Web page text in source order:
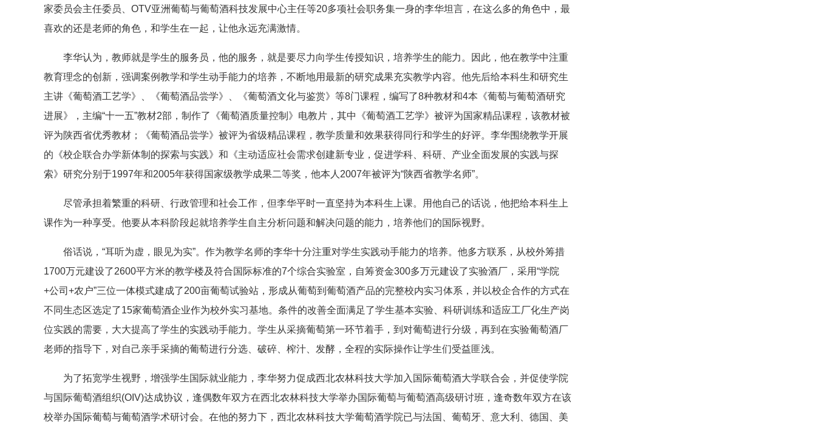
家委员会主任委员、OTV亚洲葡萄与葡萄酒科技发展中心主任等20多项社会职务集一身的李华坦言，在这么多的角色中，最
喜欢的还是老师的角色，和学生在一起，让他永远充满激情。
李华认为，教师就是学生的服务员，他的服务，就是要尽力向学生传授知识，培养学生的能力。因此，他在教学中注重
教育理念的创新，强调案例教学和学生动手能力的培养，不断地用最新的研究成果充实教学内容。他先后给本科生和研究生
主讲《葡萄酒工艺学》、《葡萄酒品尝学》、《葡萄酒文化与鉴赏》等8门课程，编写了8种教材和4本《葡萄与葡萄酒研究
进展》，主编“十一五”教材2部，制作了《葡萄酒质量控制》电教片，其中《葡萄酒工艺学》被评为国家精品课程，该教材被
评为陕西省优秀教材；《葡萄酒品尝学》被评为省级精品课程，教学质量和效果获得同行和学生的好评。李华围绕教学开展
的《校企联合办学新体制的探索与实践》和《主动适应社会需求创建新专业，促进学科、科研、产业全面发展的实践与探
索》研究分别于1997年和2005年获得国家级教学成果二等奖，他本人2007年被评为“陕西省教学名师”。
尽管承担着繁重的科研、行政管理和社会工作，但李华平时一直坚持为本科生上课。用他自己的话说，他把给本科生上
课作为一种享受。他要从本科阶段起就培养学生自主分析问题和解决问题的能力，培养他们的国际视野。
俗话说，“耳听为虚，眼见为实”。作为教学名师的李华十分注重对学生实践动手能力的培养。他多方联系，从校外筹措
1700万元建设了2600平方米的教学楼及符合国际标准的7个综合实验室，自筹资金300多万元建设了实验酒厂，采用“学院
+公司+农户”三位一体模式建成了200亩葡萄试验站，形成从葡萄到葡萄酒产品的完整校内实习体系，并以校企合作的方式在
不同生态区选定了15家葡萄酒企业作为校外实习基地。条件的改善全面满足了学生基本实验、科研训练和适应工厂化生产岗
位实践的需要，大大提高了学生的实践动手能力。学生从采摘葡萄第一环节着手，到对葡萄进行分级，再到在实验葡萄酒厂
老师的指导下，对自己亲手采摘的葡萄进行分选、破碎、榨汁、发酵，全程的实际操作让学生们受益匪浅。
为了拓宽学生视野，增强学生国际就业能力，李华努力促成西北农林科技大学加入国际葡萄酒大学联合会，并促使学院
与国际葡萄酒组织(OIV)达成协议，逢偶数年双方在西北农林科技大学举办国际葡萄与葡萄酒高级研讨班，逢奇数年双方在该
校举办国际葡萄与葡萄酒学术研讨会。在他的努力下，西北农林科技大学葡萄酒学院已与法国、葡萄牙、意大利、德国、美